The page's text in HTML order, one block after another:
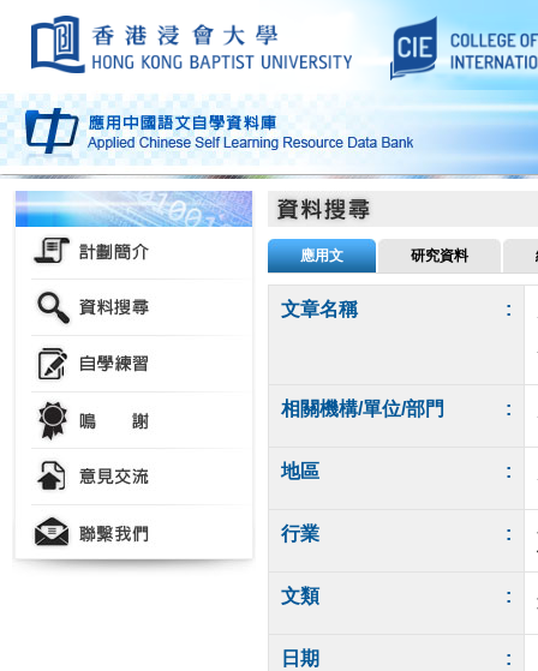
應用文 研究資料
文章名稱 :
相關機構/單位/部門 :
地區 :
行業 :
文類 :
日期 :